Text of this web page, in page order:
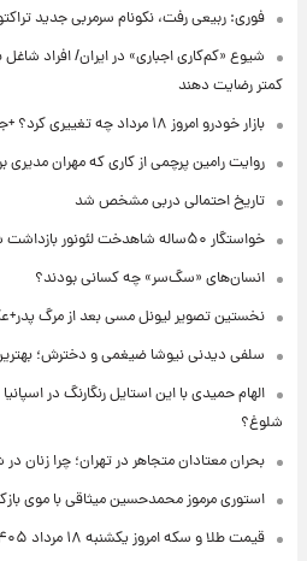
فوری: ربیعی رفت، نکونام سرمربی جدید
شیوع «کم‌کاری اجباری» در ایران/ افراد
کمتر رضایت دهند
بازار خودرو امروز ۱۸ مرداد چه تغییری کرد؟ +جدول
روایت رامین پرچمی از کاری که مهران مدیری
تاریخ احتمالی دربی مشخص شد
خواستگار ۵۰ساله شاهدخت لئونور بازداشت شد
انسان‌های «سگ‌سر» چه کسانی بودند؟
نخستین تصویر لیونل مسی بعد از مرگ
سلفی دیدنی نیوشا ضیغمی و دخترش؛
الهام حمیدی با این استایل رنگارنگ در
شلوغ؟
بحران معتادان متجاهر در تهران؛ چرا زنان
استوری مرموز محمدحسین میثاقی با موی
قیمت طلا و سکه امروز یکشنبه ۱۸ مرداد ۱۴۰۵/کاهش قیمت طلا و سکه